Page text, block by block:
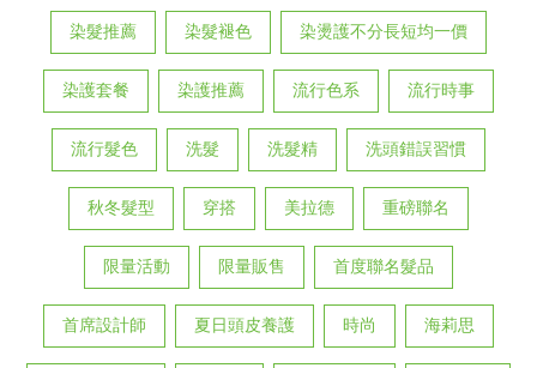
染髮推薦 染髮褪色 染燙護不分長短均一價
染護套餐 染護推薦 流行色系 流行時事
流行髮色 洗髮 洗髮精 洗頭錯誤習慣
秋冬髮型 穿搭 美拉德 重磅聯名
限量活動 限量販售 首度聯名髮品
首席設計師 夏日頭皮養護 時尚 海莉思